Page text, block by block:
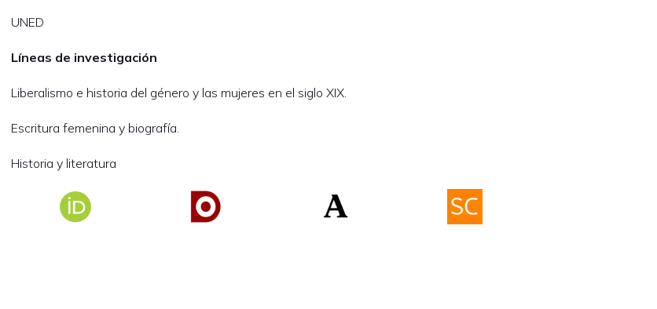
UNED
Líneas de investigación
Liberalismo e historia del género y las mujeres en el siglo XIX.
Escritura femenina y biografía.
Historia y literatura